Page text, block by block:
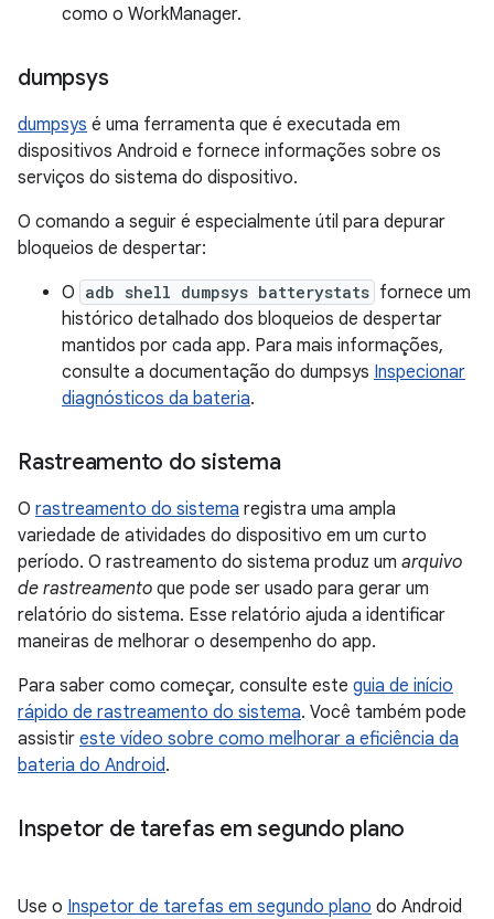
como o WorkManager.
dumpsys
dumpsys é uma ferramenta que é executada em
dispositivos Android e fornece informações sobre os
serviços do sistema do dispositivo.
O comando a seguir é especialmente útil para depurar
bloqueios de despertar:
O adb shell dumpsys batterystats fornece um
histórico detalhado dos bloqueios de despertar
mantidos por cada app. Para mais informações,
consulte a documentação do dumpsys Inspecionar
diagnósticos da bateria.
Rastreamento do sistema
O rastreamento do sistema registra uma ampla
variedade de atividades do dispositivo em um curto
período. O rastreamento do sistema produz um arquivo
de rastreamento que pode ser usado para gerar um
relatório do sistema. Esse relatório ajuda a identificar
maneiras de melhorar o desempenho do app.
Para saber como começar, consulte este guia de início
rápido de rastreamento do sistema. Você também pode
assistir este vídeo sobre como melhorar a eficiência da
bateria do Android.
Inspetor de tarefas em segundo plano
Use o Inspetor de tarefas em segundo plano do Android